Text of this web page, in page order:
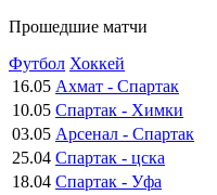
Прошедшие матчи
Футбол Хоккей
16.05 Ахмат - Спартак
10.05 Спартак - Химки
03.05 Арсенал - Спартак
25.04 Спартак - цска
18.04 Спартак - Уфа